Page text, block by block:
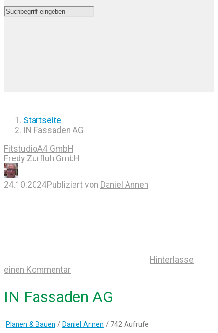
Startseite
IN Fassaden AG
FitstudioA4 GmbH
Fredy Zurfluh GmbH
24.10.2024Publiziert von Daniel Annen
Hinterlasse
einen Kommentar
IN Fassaden AG
Planen & Bauen / Daniel Annen / 742 Aufrufe